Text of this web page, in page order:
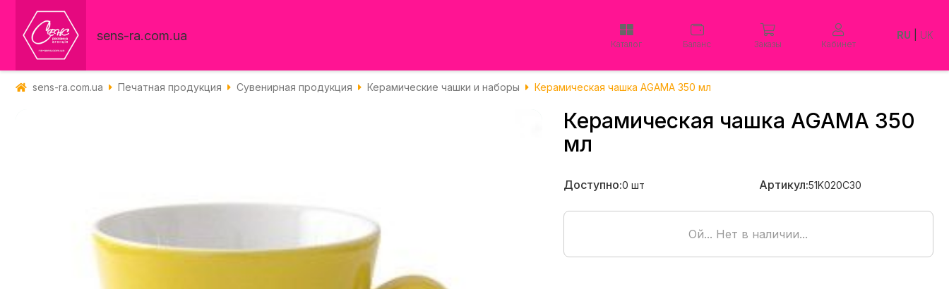
sens-ra.com.ua
Каталог Баланс Заказы Кабинет
RU UK
sens-ra.com.ua Печатная продукция Сувенирная продукция Керамические чашки и наборы Керамическая чашка AGAMA 350 мл
Керамическая чашка AGAMA 350
мл
Доступно:0 шт Артикул:51K020C30
Ой... Нет в наличии...